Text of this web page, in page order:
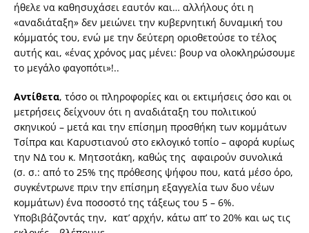
ήθελε να καθησυχάσει εαυτόν και… αλλήλους ότι η
«αναδιάταξη» δεν μειώνει την κυβερνητική δυναμική του
κόμματός του, ενώ με την δεύτερη οριοθετούσε το τέλος
αυτής και, «ένας χρόνος μας μένει: βουρ να ολοκληρώσουμε
το μεγάλο φαγοπότι»!..
Αντίθετα, τόσο οι πληροφορίες και οι εκτιμήσεις όσο και οι
μετρήσεις δείχνουν ότι η αναδιάταξη του πολιτικού
σκηνικού – μετά και την επίσημη προσθήκη των κομμάτων
Τσίπρα και Καρυστιανού στο εκλογικό τοπίο – αφορά κυρίως
την ΝΔ του κ. Μητσοτάκη, καθώς της αφαιρούν συνολικά
(σ. σ.: από το 25% της πρόθεσης ψήφου που, κατά μέσο όρο,
συγκέντρωνε πριν την επίσημη εξαγγελία των δυο νέων
κομμάτων) ένα ποσοστό της τάξεως του 5 – 6%.
Υποβιβάζοντάς την, κατ’ αρχήν, κάτω απ’ το 20% και ως τις